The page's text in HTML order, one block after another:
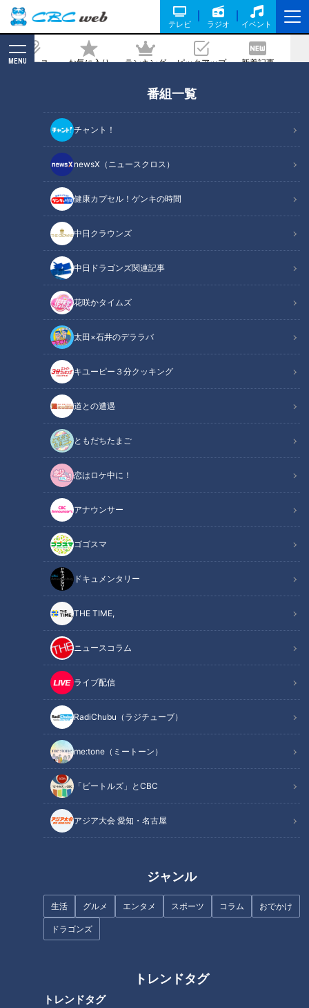
テレビ ラジオ イベント
ニュース お気に入り ランキング ピックアップ 新着記事
MENU
番組一覧
チャント！
newsX（ニュースクロス）
健康カプセル！ゲンキの時間
中日クラウンズ
中日ドラゴンズ関連記事
花咲かタイムズ
太田×石井のデララバ
キユーピー３分クッキング
道との遭遇
ともだちたまご
恋はロケ中に！
アナウンサー
ゴゴスマ
ドキュメンタリー
THE TIME,
ニュースコラム
ライブ配信
RadiChubu（ラジチューブ）
me:tone（ミートーン）
「ビートルズ」とCBC
アジア大会 愛知・名古屋
ジャンル
生活 グルメ エンタメ スポーツ コラム おでかけ
ドラゴンズ
トレンドタグ
トレンドタグ
濃加茂市『可茂特別支援学校』で“モー
ニングセット”と“サッカー”満喫
記事に戻る
CBCテレビ『チャント！』マヂ学校に向かいます
この記事の画像（全9枚）
記事に戻る
この記事を見たあなたへのおすすめ
審査員！
皮膚の難病「魚鱗癬」と闘う少
年…○○博士に？～配信型ドキ
高校陸上界の“クイーン・オブ・